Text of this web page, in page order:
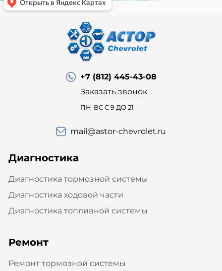
+7 (812) 445-43-08
Заказать звонок
ПН-ВС С 9 ДО 21
mail@astor-chevrolet.ru
Диагностика
Диагностика тормозной системы
Диагностика ходовой части
Диагностика топливной системы
Ремонт
Ремонт тормозной системы